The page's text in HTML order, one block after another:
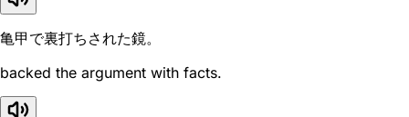
亀甲で裏打ちされた鏡。
backed the argument with facts.